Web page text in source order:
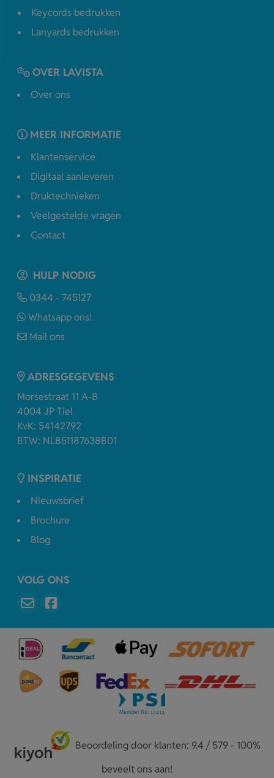
Keycords bedrukken
Lanyards bedrukken
OVER LAVISTA
Over ons
MEER INFORMATIE
Klantenservice
Digitaal aanleveren
Druktechnieken
Veelgestelde vragen
Contact
HULP NODIG
0344 - 745127
Whatsapp ons!
Mail ons
ADRESGEGEVENS
Morsestraat 11 A-B
4004 JP Tiel
KvK: 54142792
BTW: NL851187638B01
INSPIRATIE
Nieuwsbrief
Brochure
Blog
VOLG ONS
Beoordeling door klanten: 9.4 / 579 - 100%
beveelt ons aan!